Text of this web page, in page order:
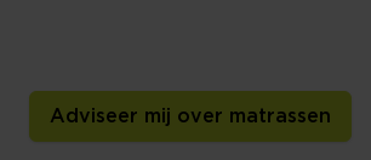
Adviseer mij over matrassen